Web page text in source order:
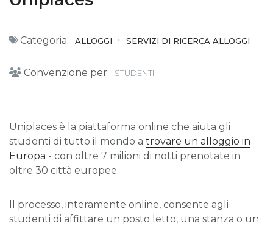
Categoria: ALLOGGI SERVIZI DI RICERCA ALLOGGI
Convenzione per: STUDENTI
Uniplaces è la piattaforma online che aiuta gli
studenti di tutto il mondo a trovare un alloggio in
Europa - con oltre 7 milioni di notti prenotate in
oltre 30 città europee.
Il processo, interamente online, consente agli
studenti di affittare un posto letto, una stanza o un